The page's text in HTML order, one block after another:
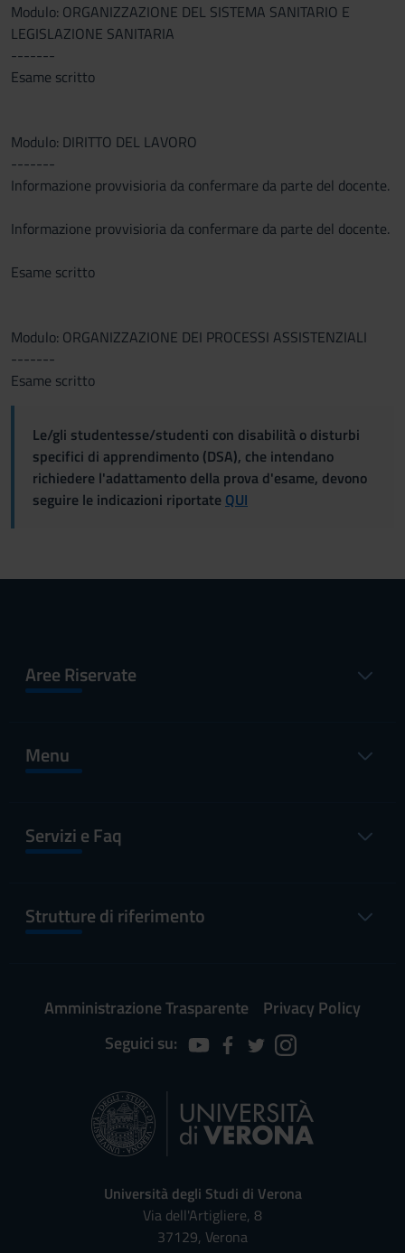
Modulo: ORGANIZZAZIONE DEL SISTEMA SANITARIO E
LEGISLAZIONE SANITARIA
-------
Esame scritto
Modulo: DIRITTO DEL LAVORO
-------
Informazione provvisioria da confermare da parte del docente.
Informazione provvisioria da confermare da parte del docente.
Esame scritto
Modulo: ORGANIZZAZIONE DEI PROCESSI ASSISTENZIALI
-------
Esame scritto
Le/gli studentesse/studenti con disabilità o disturbi
specifici di apprendimento (DSA), che intendano
richiedere l'adattamento della prova d'esame, devono
seguire le indicazioni riportate QUI
Aree Riservate
Menu
Servizi e Faq
Strutture di riferimento
Amministrazione Trasparente
Privacy Policy
Seguici su:
Università degli Studi di Verona
Via dell'Artigliere, 8
37129, Verona